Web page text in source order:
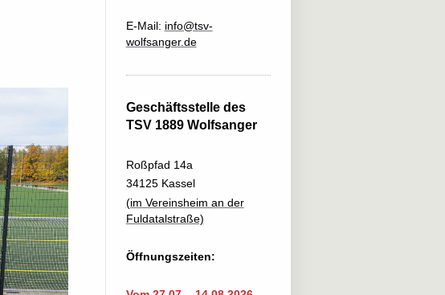
E-Mail: info@tsv-
wolfsanger.de
Geschäftsstelle des
TSV 1889 Wolfsanger
Roßpfad 14a
34125 Kassel
(im Vereinsheim an der
Fuldatalstraße)
Öffnungszeiten: